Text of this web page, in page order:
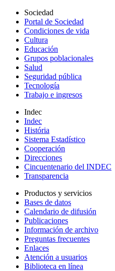
Sociedad
Portal de Sociedad
Condiciones de vida
Cultura
Educación
Grupos poblacionales
Salud
Seguridad pública
Tecnología
Trabajo e ingresos
Indec
Indec
História
Sistema Estadístico
Cooperación
Direcciones
Cincuentenario del INDEC
Transparencia
Productos y servicios
Bases de datos
Calendario de difusión
Publicaciones
Información de archivo
Preguntas frecuentes
Enlaces
Atención a usuarios
Biblioteca en línea